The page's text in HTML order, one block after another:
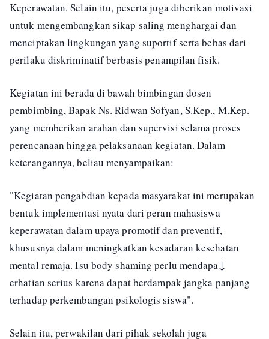
Keperawatan. Selain itu, peserta juga diberikan motivasi
untuk mengembangkan sikap saling menghargai dan
menciptakan lingkungan yang suportif serta bebas dari
perilaku diskriminatif berbasis penampilan fisik.
Kegiatan ini berada di bawah bimbingan dosen
pembimbing, Bapak Ns. Ridwan Sofyan, S.Kep., M.Kep.
yang memberikan arahan dan supervisi selama proses
perencanaan hingga pelaksanaan kegiatan. Dalam
keterangannya, beliau menyampaikan:
"Kegiatan pengabdian kepada masyarakat ini merupakan
bentuk implementasi nyata dari peran mahasiswa
keperawatan dalam upaya promotif dan preventif,
khususnya dalam meningkatkan kesadaran kesehatan
mental remaja. Isu body shaming perlu mendapa↓
erhatian serius karena dapat berdampak jangka panjang
terhadap perkembangan psikologis siswa".
Selain itu, perwakilan dari pihak sekolah juga